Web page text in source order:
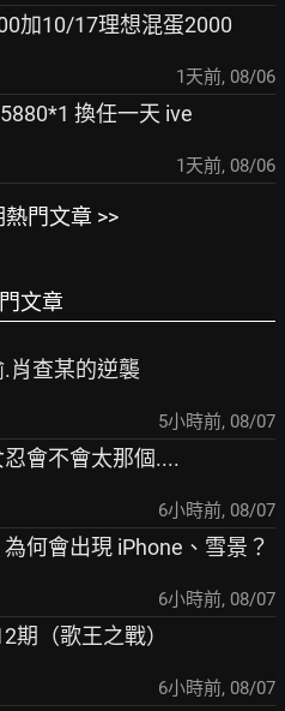
加10/17理想混蛋2000
1天前, 08/06
換任一天 ive
1天前, 08/06
門文章 >>
文章
肖查某的逆襲
5小時前, 08/07
會不會太那個....
6小時前, 08/07
何會出現 iPhone、雪景？
6小時前, 08/07
期（歌王之戰）
6小時前, 08/07